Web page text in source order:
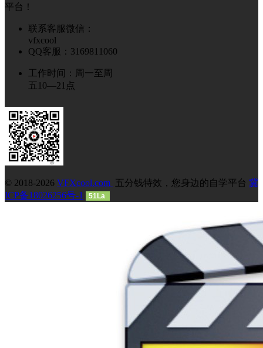
平台！
联系客服微信：
vfxcool
QQ客服：3169811060
工作时间：周一至周
五10—21点
© 2018-2026 VFXcool.com 五分钱特效，您身边的自学平台 冀
ICP备18026256号-1
51La